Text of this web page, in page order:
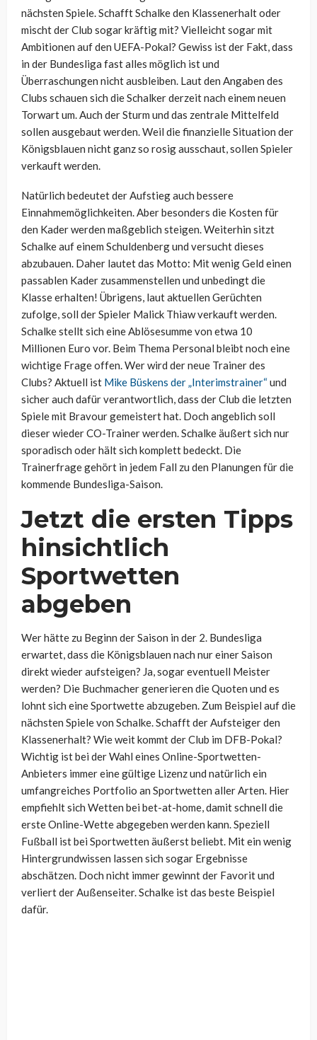
nächsten Spiele. Schafft Schalke den Klassenerhalt oder
mischt der Club sogar kräftig mit? Vielleicht sogar mit
Ambitionen auf den UEFA-Pokal? Gewiss ist der Fakt, dass
in der Bundesliga fast alles möglich ist und
Überraschungen nicht ausbleiben. Laut den Angaben des
Clubs schauen sich die Schalker derzeit nach einem neuen
Torwart um. Auch der Sturm und das zentrale Mittelfeld
sollen ausgebaut werden. Weil die finanzielle Situation der
Königsblauen nicht ganz so rosig ausschaut, sollen Spieler
verkauft werden.
Natürlich bedeutet der Aufstieg auch bessere
Einnahmemöglichkeiten. Aber besonders die Kosten für
den Kader werden maßgeblich steigen. Weiterhin sitzt
Schalke auf einem Schuldenberg und versucht dieses
abzubauen. Daher lautet das Motto: Mit wenig Geld einen
passablen Kader zusammenstellen und unbedingt die
Klasse erhalten! Übrigens, laut aktuellen Gerüchten
zufolge, soll der Spieler Malick Thiaw verkauft werden.
Schalke stellt sich eine Ablösesumme von etwa 10
Millionen Euro vor. Beim Thema Personal bleibt noch eine
wichtige Frage offen. Wer wird der neue Trainer des
Clubs? Aktuell ist Mike Büskens der „Interimstrainer“und
sicher auch dafür verantwortlich, dass der Club die letzten
Spiele mit Bravour gemeistert hat. Doch angeblich soll
dieser wieder CO-Trainer werden. Schalke äußert sich nur
sporadisch oder hält sich komplett bedeckt. Die
Trainerfrage gehört in jedem Fall zu den Planungen für die
kommende Bundesliga-Saison.
Jetzt die ersten Tipps
hinsichtlich
Sportwetten
abgeben
Wer hätte zu Beginn der Saison in der 2. Bundesliga
erwartet, dass die Königsblauen nach nur einer Saison
direkt wieder aufsteigen? Ja, sogar eventuell Meister
werden? Die Buchmacher generieren die Quoten und es
lohnt sich eine Sportwette abzugeben. Zum Beispiel auf die
nächsten Spiele von Schalke. Schafft der Aufsteiger den
Klassenerhalt? Wie weit kommt der Club im DFB-Pokal?
Wichtig ist bei der Wahl eines Online-Sportwetten-
Anbieters immer eine gültige Lizenz und natürlich ein
umfangreiches Portfolio an Sportwetten aller Arten. Hier
empfiehlt sich Wetten bei bet-at-home, damit schnell die
erste Online-Wette abgegeben werden kann. Speziell
Fußball ist bei Sportwetten äußerst beliebt. Mit ein wenig
Hintergrundwissen lassen sich sogar Ergebnisse
abschätzen. Doch nicht immer gewinnt der Favorit und
verliert der Außenseiter. Schalke ist das beste Beispiel
dafür.